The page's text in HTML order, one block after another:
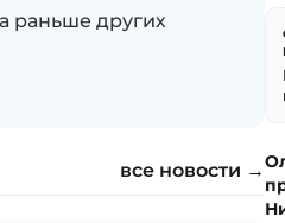
раньше других
все новости →